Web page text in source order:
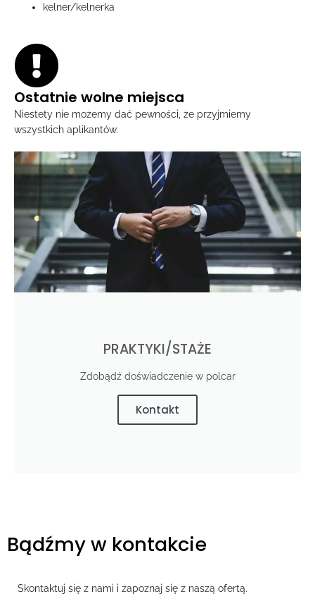
kelner/kelnerka
Ostatnie wolne miejsca
Niestety nie możemy dać pewności, że przyjmiemy
wszystkich aplikantów.
PRAKTYKI/STAŻE
Zdobądź doświadczenie w polcar
Kontakt
Bądźmy w kontakcie
Skontaktuj się z nami i zapoznaj się z naszą ofertą.